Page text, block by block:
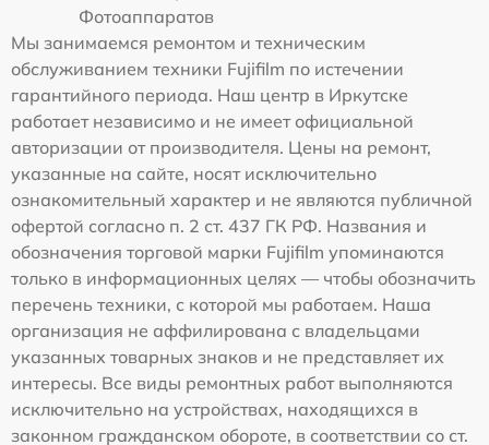
Фотоаппаратов
Мы занимаемся ремонтом и техническим
обслуживанием техники Fujifilm по истечении
гарантийного периода. Наш центр в Иркутске
работает независимо и не имеет официальной
авторизации от производителя. Цены на ремонт,
указанные на сайте, носят исключительно
ознакомительный характер и не являются публичной
офертой согласно п. 2 ст. 437 ГК РФ. Названия и
обозначения торговой марки Fujifilm упоминаются
только в информационных целях — чтобы обозначить
перечень техники, с которой мы работаем. Наша
организация не аффилирована с владельцами
указанных товарных знаков и не представляет их
интересы. Все виды ремонтных работ выполняются
исключительно на устройствах, находящихся в
законном гражданском обороте, в соответствии со ст.